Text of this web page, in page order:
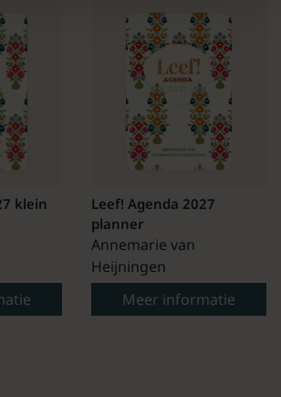
klein
Leef! Agenda 2027
planner
Annemarie van
Heijningen
Meer informatie